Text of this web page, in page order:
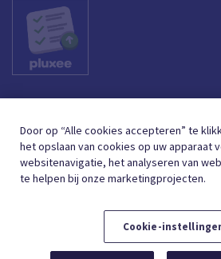
DUTCH (BELGIUM)
FRANÇAIS (BELGIQUE)
Door op “Alle cookies accepteren” te
het opslaan van cookies op uw apparaat
websitenavigatie, het analyseren van
te helpen bij onze marketingprojecten.
Cookie-